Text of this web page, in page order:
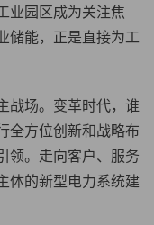
业园区成为关注焦
储能，正是直接为工
战场。变革时代，谁
全方位创新和战略布
领。走向客户、服务
体的新型电力系统建